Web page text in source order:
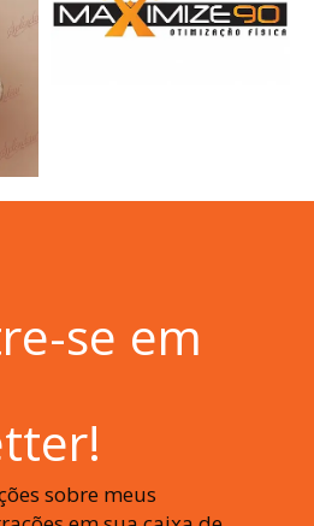
se em
sobre meus